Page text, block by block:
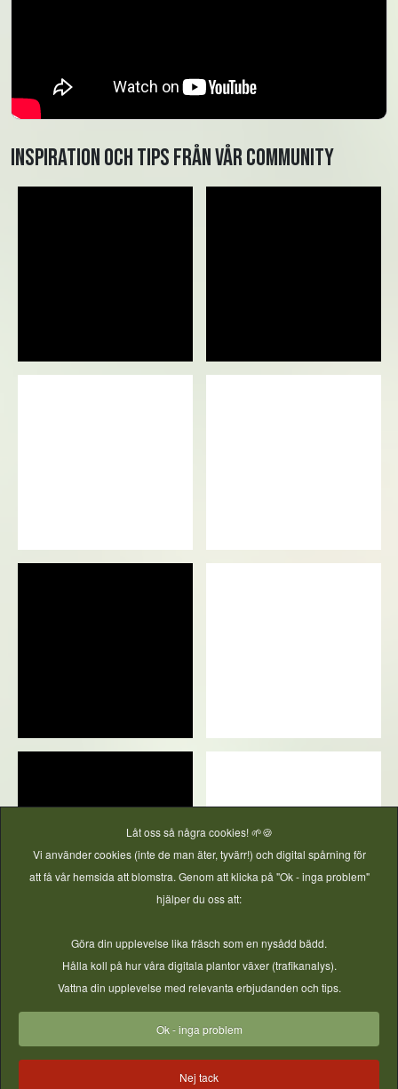
Inspiration och tips från vår community
Låt oss så några cookies! 🌱🍪
Vi använder cookies (inte de man äter, tyvärr!) och digital spårning för
att få vår hemsida att blomstra. Genom att klicka på "Ok - inga problem"
hjälper du oss att:
Göra din upplevelse lika fräsch som en nysådd bädd.
Hålla koll på hur våra digitala plantor växer (trafikanalys).
Vattna din upplevelse med relevanta erbjudanden och tips.
Ok - inga problem
Nej tack